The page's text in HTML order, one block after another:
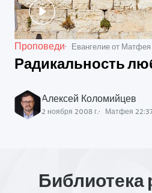
Проповеди Евангелие от Матфея
Радикальность
Алексей Коломийцев
2 ноября 2008 г. Матфея 22:
Библиотека